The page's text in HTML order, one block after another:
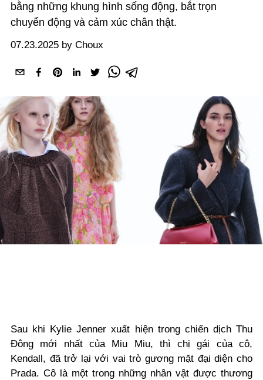
bằng những khung hình sống động, bắt trọn
chuyển động và cảm xúc chân thật.
07.23.2025 by Choux
Sau khi Kylie Jenner xuất hiện trong chiến dịch Thu
Đông mới nhất của Miu Miu, thì chị gái của cô,
Kendall, đã trở lại với vai trò gương mặt đại diện cho
Prada. Cô là một trong những nhân vật được thương